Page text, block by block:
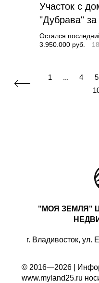
Участок с
"Дубрава"
Остался
3.950.000 руб.
1 ... 4 5
"МОЯ ЗЕМЛЯ"
г. Владивосток, ул.
© 2016—2026 |
www.myland25.ru